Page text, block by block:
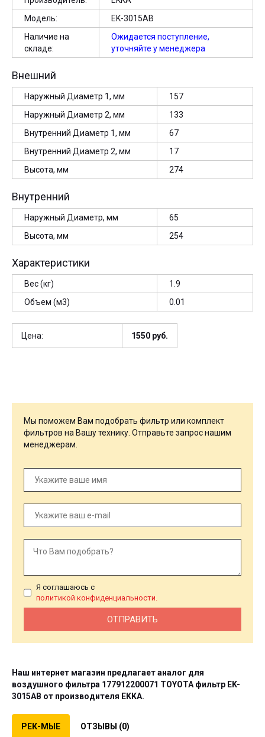
Модель:
EK-3015AB
Наличие на
складе:
Ожидается поступление,
уточняйте у менеджера
Внешний
Наружный Диаметр 1, мм
157
Наружный Диаметр 2, мм
133
Внутренний Диаметр 1, мм
67
Внутренний Диаметр 2, мм
17
Высота, мм
274
Внутренний
Наружный Диаметр, мм
65
Высота, мм
254
Характеристики
Вес (кг)
1.9
Объем (м3)
0.01
Цена: 1550 руб.
Мы поможем Вам подобрать фильтр или комплект
фильтров на Вашу технику. Отправьте запрос нашим
менеджерам.
Я соглашаюсь с
политикой конфиденциальности.
Наш интернет магазин предлагает аналог для
воздушного фильтра 177912200071 TOYOTA фильтр EK-
3015AB от производителя EKKA.
РЕК-МЫЕ ОТЗЫВЫ (0)